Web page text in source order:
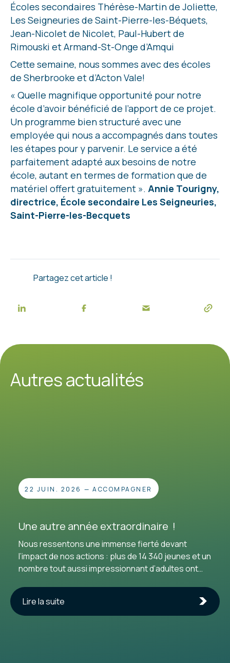
Écoles secondaires Thérèse-Martin de Joliette,
Les Seigneuries de Saint-Pierre-les-Béquets,
Jean-Nicolet de Nicolet, Paul-Hubert de
Rimouski et Armand-St-Onge d’Amqui
Cette semaine, nous sommes avec des écoles
de Sherbrooke et d’Acton Vale!
« Quelle magnifique opportunité pour notre
école d’avoir bénéficié de l’apport de ce projet.
Un programme bien structuré avec une
employée qui nous a accompagnés dans toutes
les étapes pour y parvenir. Le service a été
parfaitement adapté aux besoins de notre
école, autant en termes de formation que de
matériel offert gratuitement ». Annie Tourigny,
directrice, École secondaire Les Seigneuries,
Saint-Pierre-les-Becquets
Partagez cet article !
Autres actualités
22 JUIN. 2026 — ACCOMPAGNER
Une autre année extraordinaire !
Nous ressentons une immense fierté devant
l’impact de nos actions : plus de 14 340 jeunes et un
nombre tout aussi impressionnant d’adultes ont
notre profonde gratitude envers toutes les
personnes qui continuent de nous accorder leur
Lire la suite